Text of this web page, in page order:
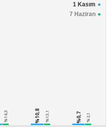
1 Kasım
7 Haziran
%16,3 %10,8 %13,1 %0,7 %2,1